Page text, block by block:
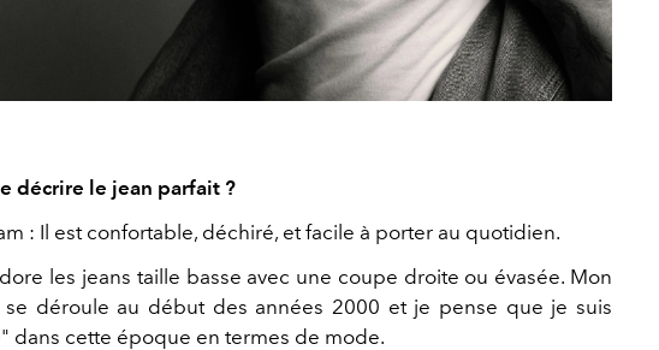
décrire le jean parfait ?
: Il est confortable, déchiré, et facile à porter au quotidien.
les jeans taille basse avec une coupe droite ou évasée. Mon
se déroule au début des années 2000 et je pense que je suis
dans cette époque en termes de mode.